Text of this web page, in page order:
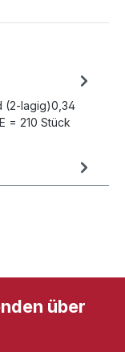
(2-lagig)0,34
= 210 Stück
über